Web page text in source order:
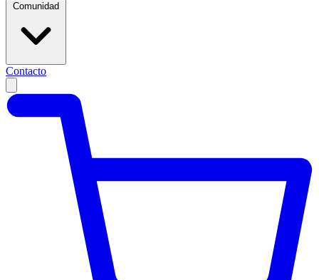
Comunidad
Contacto